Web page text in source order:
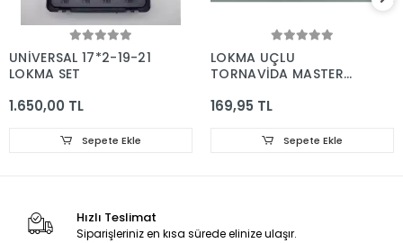
UNİVERSAL 17*2-19-21
LOKMA SET
1.650,00 TL
Sepete Ekle
LOKMA UÇLU
TORNAVİDA MASTER
169,95 TL
Sepete Ekle
Hızlı Teslimat
Siparişleriniz en kısa sürede elinize ulaşır.